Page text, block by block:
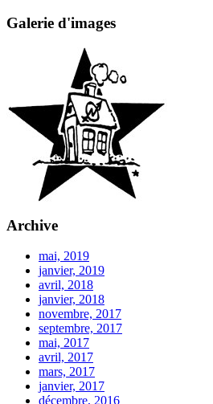
Galerie d'images
Archive
mai, 2019
janvier, 2019
avril, 2018
janvier, 2018
novembre, 2017
septembre, 2017
mai, 2017
avril, 2017
mars, 2017
janvier, 2017
décembre, 2016